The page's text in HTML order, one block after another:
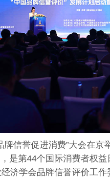
牌信誉促进消费”大会在京
是第44个国际消费者权
济学会品牌信誉评价工